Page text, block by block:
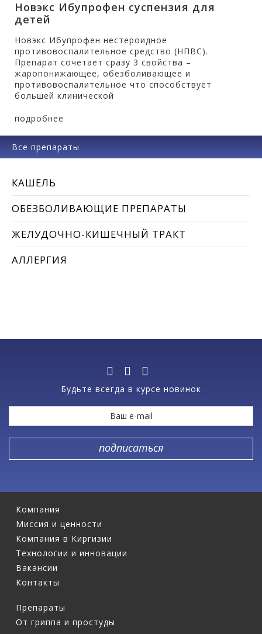
Все препараты
КАШЕЛЬ
ОБЕЗБОЛИВАЮЩИЕ ПРЕПАРАТЫ
ЖЕЛУДОЧНО-КИШЕЧНЫЙ ТРАКТ
АЛЛЕРГИЯ
Новэкс Ибупрофен суспензия для
детей
Новэкс Ибупрофен нестероидное
противовоспалительное средство (НПВС).
Препарат сочетает сразу 3 свойства –
жаропонижающее, обезболивающее и
противовоспалительное что способствует
большей клинической
подробнее
Будьте всегда в курсе новинок
Компания
Миссия и ценности
Компания в Киргизии
Технологии и инновации
Вакансии
Контакты
Препараты
От гриппа и простуды